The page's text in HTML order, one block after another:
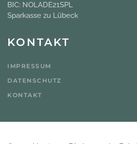
BIC: NOLADE21SPL
Sparkasse zu Lübeck
KONTAKT
IMPRESSUM
DATENSCHUTZ
KONTAKT